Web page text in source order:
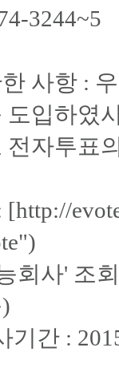
3244~5
사항 :
도입하였
전자투표
[http://
회사' 조
기간 :